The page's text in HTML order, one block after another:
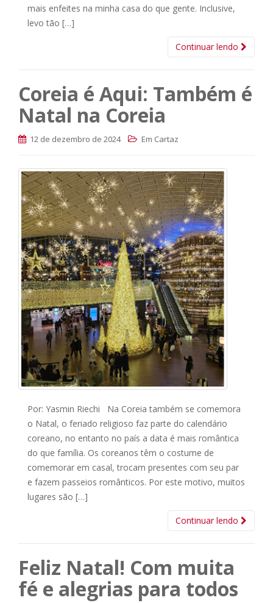
mais enfeites na minha casa do que gente. Inclusive,
levo tão […]
Continuar lendo
Coreia é Aqui: Também é
Natal na Coreia
12 de dezembro de 2024 Em Cartaz
Por: Yasmin Riechi Na Coreia também se comemora
o Natal, o feriado religioso faz parte do calendário
coreano, no entanto no país a data é mais romântica
do que família. Os coreanos têm o costume de
comemorar em casal, trocam presentes com seu par
e fazem passeios românticos. Por este motivo, muitos
lugares são […]
Continuar lendo
Feliz Natal! Com muita
fé e alegrias para todos